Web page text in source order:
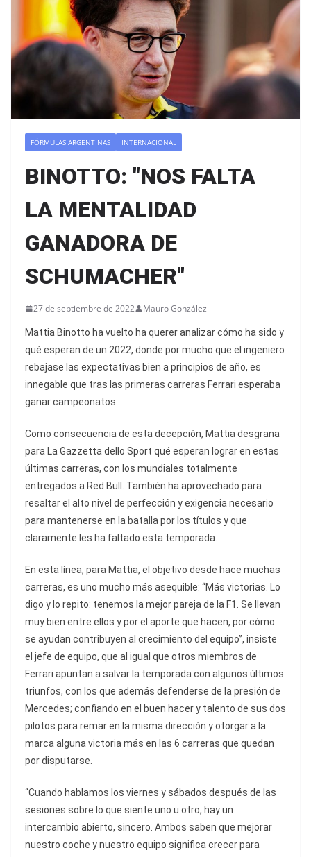
FÓRMULAS ARGENTINAS INTERNACIONAL
BINOTTO: "NOS FALTA
LA MENTALIDAD
GANADORA DE
SCHUMACHER"
27 de septiembre de 2022 Mauro González
Mattia Binotto ha vuelto ha querer analizar cómo ha sido y
qué esperan de un 2022, donde por mucho que el ingeniero
rebajase las expectativas bien a principios de año, es
innegable que tras las primeras carreras Ferrari esperaba
ganar campeonatos.
Como consecuencia de esta decepción, Mattia desgrana
para La Gazzetta dello Sport qué esperan lograr en estas
últimas carreras, con los mundiales totalmente
entregados a Red Bull. También ha aprovechado para
resaltar el alto nivel de perfección y exigencia necesario
para mantenerse en la batalla por los títulos y que
claramente les ha faltado esta temporada.
En esta línea, para Mattia, el objetivo desde hace muchas
carreras, es uno mucho más asequible: “Más victorias. Lo
digo y lo repito: tenemos la mejor pareja de la F1. Se llevan
muy bien entre ellos y por el aporte que hacen, por cómo
se ayudan contribuyen al crecimiento del equipo”, insiste
el jefe de equipo, que al igual que otros miembros de
Ferrari apuntan a salvar la temporada con algunos últimos
triunfos, con los que además defenderse de la presión de
Mercedes; confiando en el buen hacer y talento de sus dos
pilotos para remar en la misma dirección y otorgar a la
marca alguna victoria más en las 6 carreras que quedan
por disputarse.
“Cuando hablamos los viernes y sábados después de las
sesiones sobre lo que siente uno u otro, hay un
intercambio abierto, sincero. Ambos saben que mejorar
nuestro coche y nuestro equipo significa crecer para